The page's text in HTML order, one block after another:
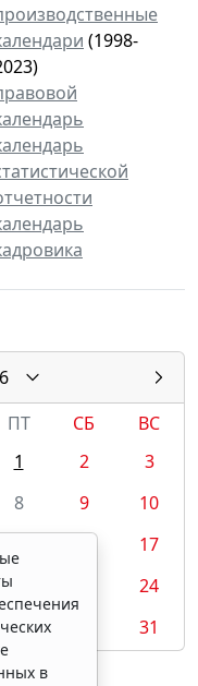
(1998-
ПТ СБ
ВС
1
2
3
8 9
10
17
22
24
29 31
в